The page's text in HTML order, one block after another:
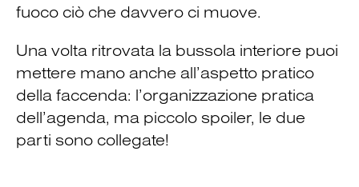
fuoco ciò che davvero ci muove.
Una volta ritrovata la bussola interiore puoi
mettere mano anche all’aspetto pratico
della faccenda: l’organizzazione pratica
dell’agenda, ma piccolo spoiler, le due
parti sono collegate!